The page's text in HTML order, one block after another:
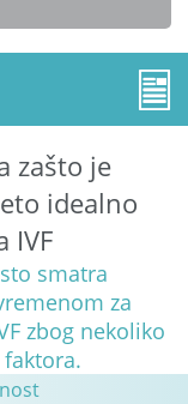
zašto je
idealno
IVF
smatra
za
zbog nekoliko